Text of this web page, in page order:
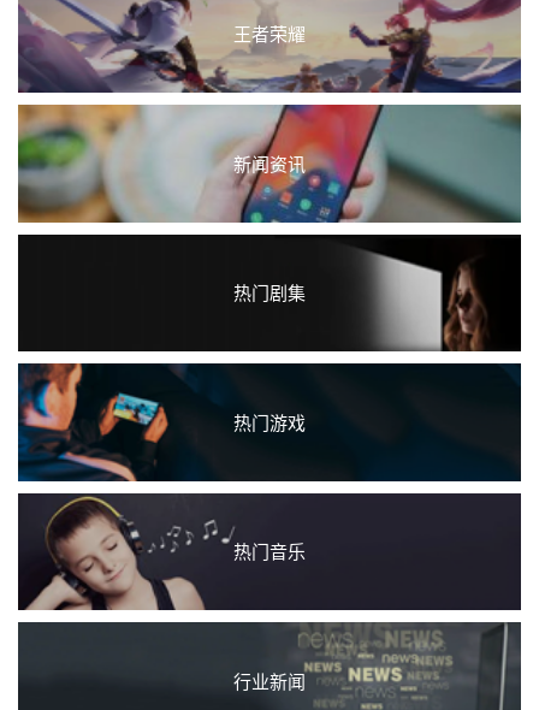
王者荣耀
新闻资讯
热门剧集
热门游戏
热门音乐
行业新闻